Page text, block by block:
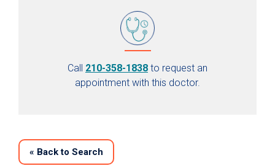
Call 210-358-1838 to request an
appointment with this doctor.
« Back to Search